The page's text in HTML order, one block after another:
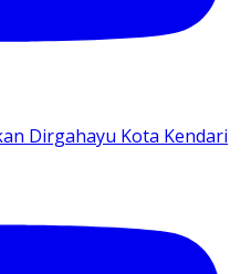
Dirgahayu Kota Kendari